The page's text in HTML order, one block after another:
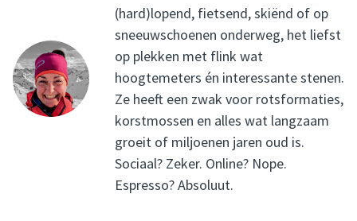
(hard)lopend, fietsend, skiënd of op
sneeuwschoenen onderweg, het liefst
op plekken met flink wat
hoogtemeters én interessante stenen.
Ze heeft een zwak voor rotsformaties,
korstmossen en alles wat langzaam
groeit of miljoenen jaren oud is.
Sociaal? Zeker. Online? Nope.
Espresso? Absoluut.